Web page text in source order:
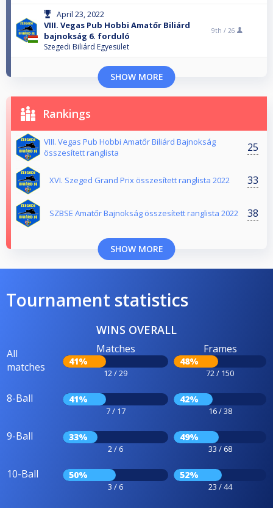
April 23, 2022
VIII. Vegas Pub Hobbi Amatőr Biliárd
bajnokság 6. forduló
Szegedi Biliárd Egyesület
9th / 26
SHOW MORE
Rankings
VIII. Vegas Pub Hobbi Amatőr Biliárd Bajnokság
összesített ranglista
25
XVI. Szeged Grand Prix összesített ranglista 2022 33
SZBSE Amatőr Bajnokság összesített ranglista 2022 38
SHOW MORE
Tournament statistics
WINS OVERALL
All
matches
Matches
41%
12 / 29
Frames
48%
72 / 150
8-Ball 41%
7 / 17
42%
16 / 38
9-Ball 33%
2 / 6
49%
33 / 68
10-Ball 50%
3 / 6
52%
23 / 44